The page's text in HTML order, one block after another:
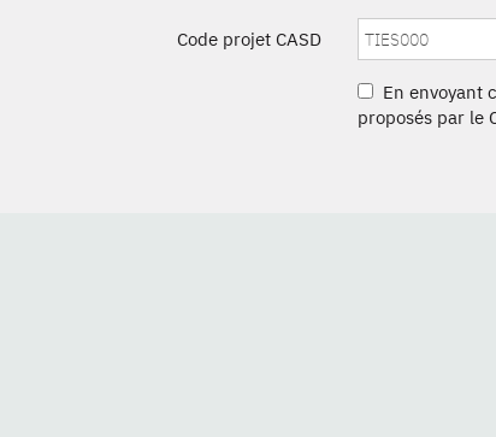
Code projet CASD
En envoyant
proposés par le